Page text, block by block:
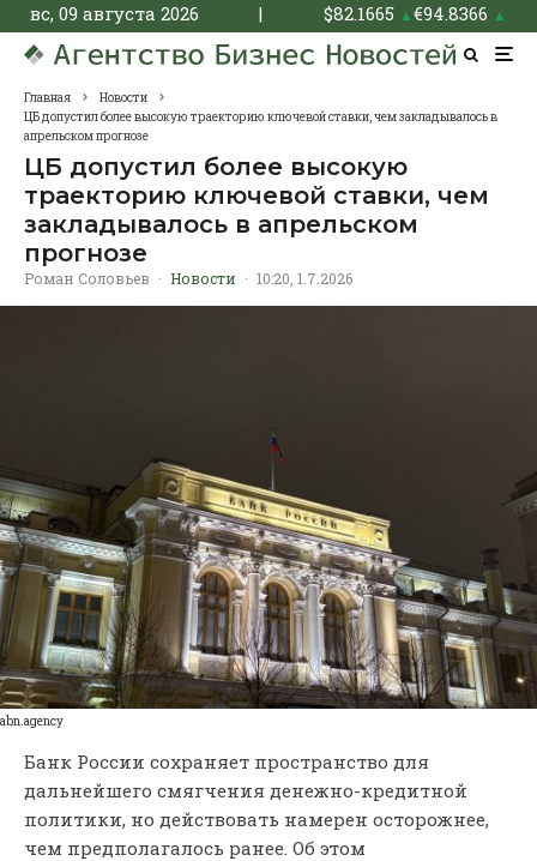
вс, 09 августа 2026 | $82.1665 ▲€94.8366 ▲
Главная
Новости
ЦБ допустил более высокую траекторию ключевой ставки, чем закладывалось в
апрельском прогнозе
ЦБ допустил более высокую
траекторию ключевой ставки, чем
закладывалось в апрельском
прогнозе
Роман Соловьев · Новости · 10:20, 1.7.2026
abn.agency
Банк России сохраняет пространство для
дальнейшего смягчения денежно-кредитной
политики, но действовать намерен осторожнее,
чем предполагалось ранее. Об этом